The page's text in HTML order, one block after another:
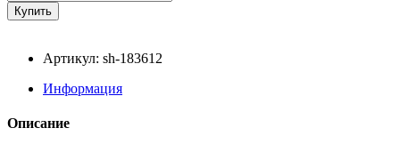
Артикул: sh-183612
Информация
Описание